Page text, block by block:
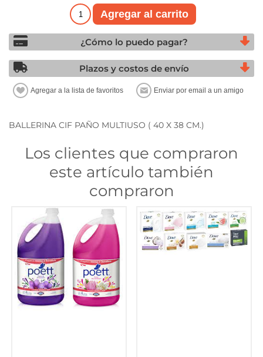
¿Cómo lo puedo pagar?
Plazos y costos de envío
BALLERINA CIF PAÑO MULTIUSO ( 40 X 38 CM.)
Los clientes que compraron
este artículo también
compraron